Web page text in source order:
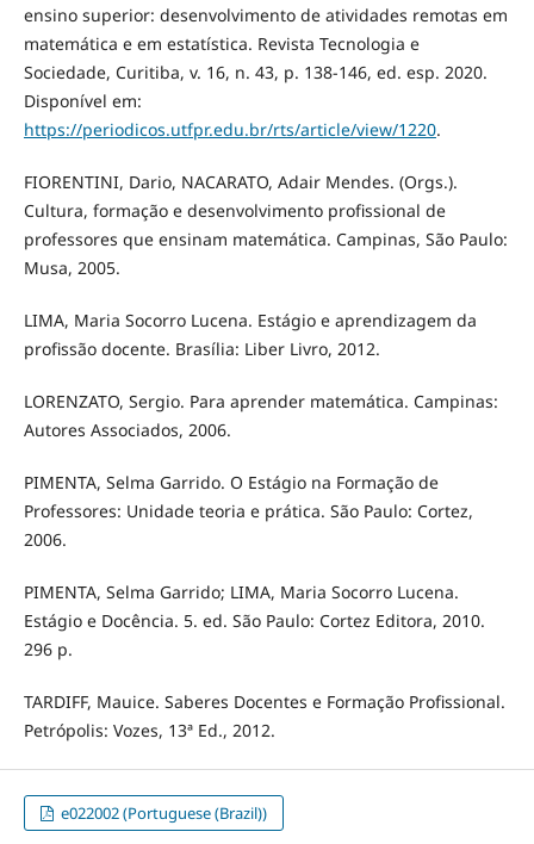
ensino superior: desenvolvimento de atividades remotas em
matemática e em estatística. Revista Tecnologia e
Sociedade, Curitiba, v. 16, n. 43, p. 138-146, ed. esp. 2020.
Disponível em:
https://periodicos.utfpr.edu.br/rts/article/view/1220.
FIORENTINI, Dario, NACARATO, Adair Mendes. (Orgs.).
Cultura, formação e desenvolvimento profissional de
professores que ensinam matemática. Campinas, São Paulo:
Musa, 2005.
LIMA, Maria Socorro Lucena. Estágio e aprendizagem da
profissão docente. Brasília: Liber Livro, 2012.
LORENZATO, Sergio. Para aprender matemática. Campinas:
Autores Associados, 2006.
PIMENTA, Selma Garrido. O Estágio na Formação de
Professores: Unidade teoria e prática. São Paulo: Cortez,
2006.
PIMENTA, Selma Garrido; LIMA, Maria Socorro Lucena.
Estágio e Docência. 5. ed. São Paulo: Cortez Editora, 2010.
296 p.
TARDIFF, Mauice. Saberes Docentes e Formação Profissional.
Petrópolis: Vozes, 13ª Ed., 2012.
e022002 (Portuguese (Brazil))